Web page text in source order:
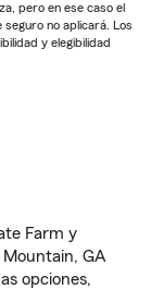
pero en ese caso el
no aplicará. Los
y elegibilidad
Farm y
GA
opciones,